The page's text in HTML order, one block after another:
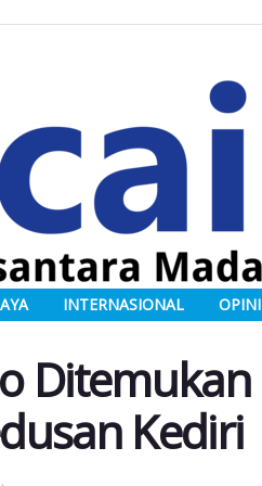
INTERNASIONAL OPINI
Ditemukan
Kediri